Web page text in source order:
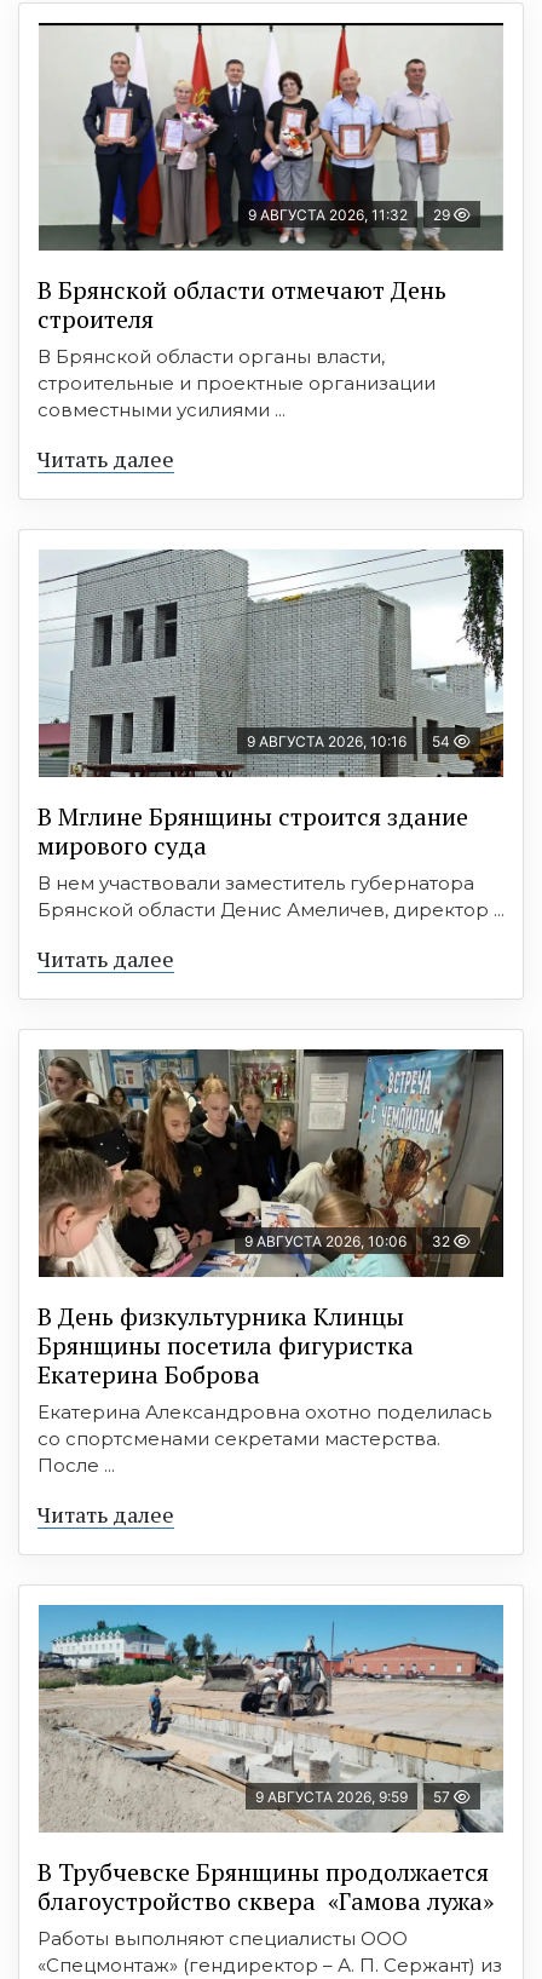
9 АВГУСТА 2026, 11:32 29
В Брянской области отмечают День
строителя
В Брянской области органы власти,
строительные и проектные организации
совместными усилиями ...
Читать далее
9 АВГУСТА 2026, 10:16 54
В Мглине Брянщины строится здание
мирового суда
В нем участвовали заместитель губернатора
Брянской области Денис Амеличев, директор ...
Читать далее
9 АВГУСТА 2026, 10:06 32
В День физкультурника Клинцы
Брянщины посетила фигуристка
Екатерина Боброва
Екатерина Александровна охотно поделилась
со спортсменами секретами мастерства.
После ...
Читать далее
9 АВГУСТА 2026, 9:59 57
В Трубчевске Брянщины продолжается
благоустройство сквера «Гамова лужа»
Работы выполняют специалисты ООО
«Спецмонтаж» (гендиректор – А. П. Сержант) из